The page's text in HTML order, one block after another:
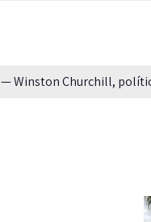
— Winston Churchill,